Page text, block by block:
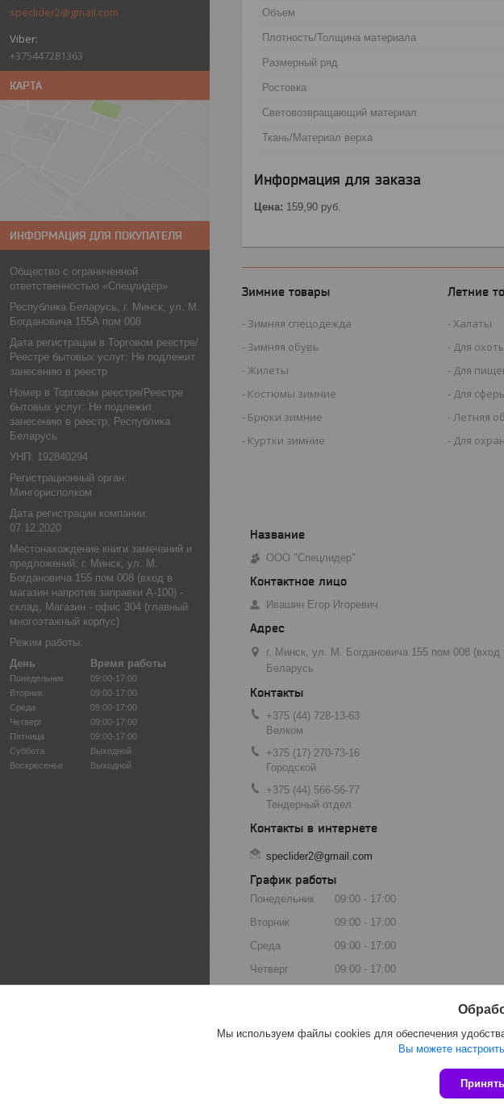
speclider2@gmail.com
+375447281363
КАРТА
ИНФОРМАЦИЯ ДЛЯ ПОКУПАТЕЛЯ
Общество с ограниченной
ответственностью «Спецлидер»
Республика Беларусь, г. Минск, ул. М.
Богдановича 155А пом 008
Дата регистрации в Торговом реестре/
Реестре бытовых услуг: Не подлежит
занесению в реестр
Номер в Торговом реестре/Реестре
бытовых услуг: Не подлежит
занесению в реестр, Республика
Беларусь
УНП: 192840294
Регистрационный орган:
Мингорисполком
Дата регистрации компании:
07.12.2020
Местонахождение книги замечаний и
предложений: г. Минск, ул. М.
Богдановича 155 пом 008 (вход в
магазин напротив заправки А-100) -
склад, Магазин - офис 304 (главный
многоэтажный корпус)
Режим работы:
День
Время работы
Понедельник
09:00-17:00
Вторник
09:00-17:00
Среда
09:00-17:00
Четверг
09:00-17:00
Пятница
09:00-17:00
Суббота
Выходной
Воскресенье
Выходной
Объем
Плотность/Толщина материала
Размерный ряд
Ростовка
Световозвращающий материал
Ткань/Материал верха
Информация для заказа
Цена: 159,90 руб.
Зимние товары
Зимняя спецодежда
Зимняя обувь
Жилеты
Костюмы зимние
Брюки зимние
Куртки зимние
Летние
Халаты
Для
Для
Для
Летняя
Для
ООО "Спецлидер"
Ивашин Егор Игоревич
г. Минск, ул. М. Богдановича 155 пом 008
Беларусь
+375 (44) 728-13-63
Велком
+375 (17) 270-73-16
Городской
+375 (44) 566-56-77
Тендерный отдел
speclider2@gmail.com
График работы
Понедельник 09:00
17:00
Вторник
09:00
17:00
Среда
09:00
17:00
Четверг
09:00
17:00
Воскресенье
Выходной
Сайт
Мы используем файлы cookies для обеспечения
Вы можете